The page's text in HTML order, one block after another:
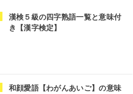
漢検５級の四字熟語一覧と意味付
き【漢字検定】
和顔愛語【わがんあいご】の意味